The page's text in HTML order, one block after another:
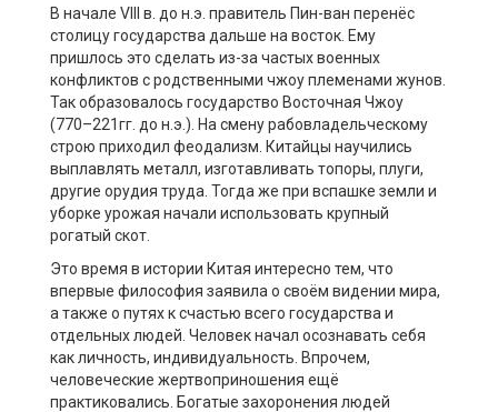
В начале VIII в. до н.э. правитель Пин-ван перенёс
столицу государства дальше на восток. Ему
пришлось это сделать из-за частых военных
конфликтов с родственными чжоу племенами жунов.
Так образовалось государство Восточная Чжоу
(770–221гг. до н.э.). На смену рабовладельческому
строю приходил феодализм. Китайцы научились
выплавлять металл, изготавливать топоры, плуги,
другие орудия труда. Тогда же при вспашке земли и
уборке урожая начали использовать крупный
рогатый скот.
Это время в истории Китая интересно тем, что
впервые философия заявила о своём видении мира,
а также о путях к счастью всего государства и
отдельных людей. Человек начал осознавать себя
как личность, индивидуальность. Впрочем,
человеческие жертвоприношения ещё
практиковались. Богатые захоронения людей